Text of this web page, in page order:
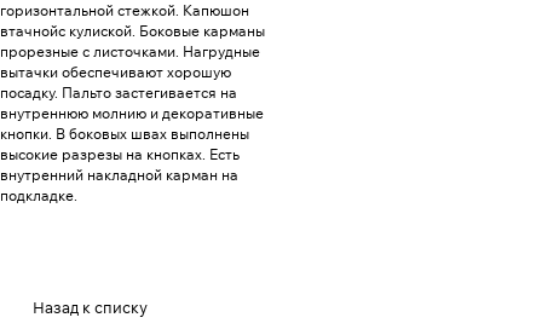
горизонтальной стежкой. Капюшон
втачнойс кулиской. Боковые карманы
прорезные с листочками. Нагрудные
вытачки обеспечивают хорошую
посадку. Пальто застегивается на
внутреннюю молнию и декоративные
кнопки. В боковых швах выполнены
высокие разрезы на кнопках. Есть
внутренний накладной карман на
подкладке.
Назад к списку